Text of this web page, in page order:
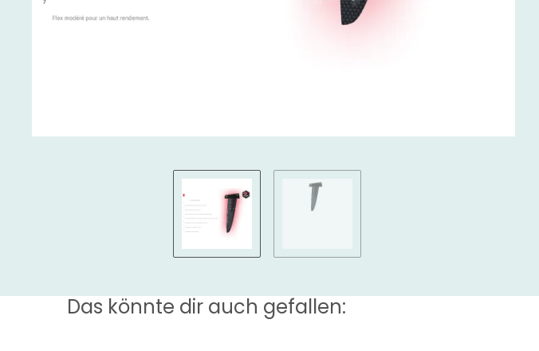
Das könnte dir auch gefallen: